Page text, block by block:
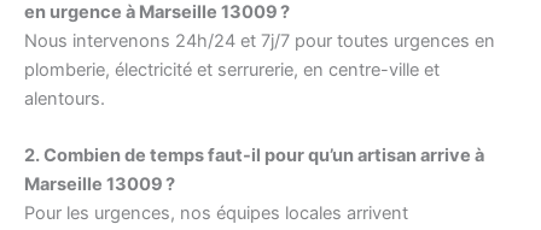
en urgence à Marseille 13009 ?
Nous intervenons 24h/24 et 7j/7 pour toutes urgences en
plomberie, électricité et serrurerie, en centre-ville et
alentours.
2. Combien de temps faut-il pour qu’un artisan arrive à
Marseille 13009 ?
Pour les urgences, nos équipes locales arrivent